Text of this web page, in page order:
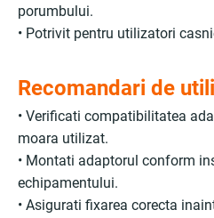
porumbului.
• Potrivit pentru utilizatori
Recomandari de
• Verificati compatibilitatea
moara utilizat.
• Montati adaptorul conform
echipamentului.
• Asigurati fixarea corecta